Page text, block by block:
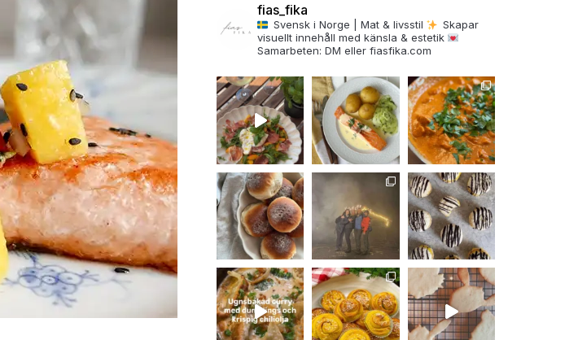
fias_fika
Svensk i Norge | Mat & livsstil
Skapar
visuellt innehåll med känsla & estetik
Samarbeten: DM eller fiasfika.com